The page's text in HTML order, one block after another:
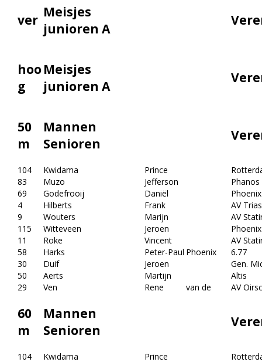
ver Meisjes
junioren A
hoo
g
Meisjes
junioren A
50
m
Mannen
Senioren
104 Kwidama Prince
83
Muzo Jefferson
Phanos
69
Godefrooij Daniël
Phoenix
4
Hilberts Frank
AV Trias
9
Wouters Marijn
AV
115
Witteveen Jeroen
Phoenix
11
Roke Vincent
AV
58
Harks Peter-Paul Phoenix
6.77
30
Duif Jeroen
Gen.
50
Aerts Martijn
Altis
29
Ven Rene van de AV
60
m
Mannen
Senioren
104 Kwidama Prince